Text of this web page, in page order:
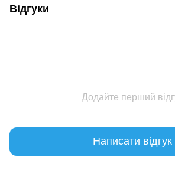
Відгуки
Додайте перший
Написати відгук